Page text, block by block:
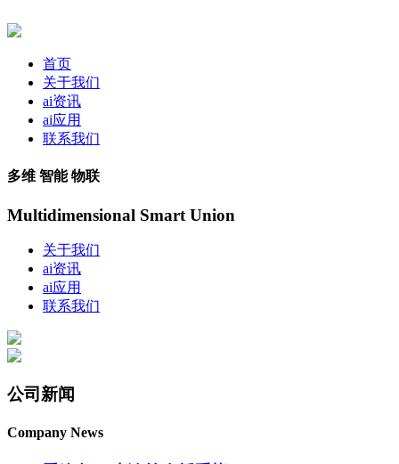
首页
关于我们
ai资讯
ai应用
联系我们
多维 智能 物联
Multidimensional Smart Union
关于我们
ai资讯
ai应用
联系我们
公司新闻
Company News